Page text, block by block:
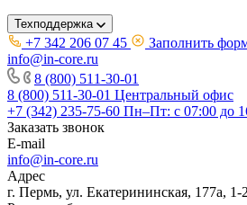
Техподдержка
+7 342 206 07 45 Заполнить
info@in-core.ru
8 (800) 511-30-01
8 (800) 511-30-01 Центральный офис
+7 (342) 235-75-60 Пн–Пт: с 07:00 до
Заказать звонок
E-mail
info@in-core.ru
Адрес
г. Пермь, ул. ​Екатерининская, 177а, ​1-